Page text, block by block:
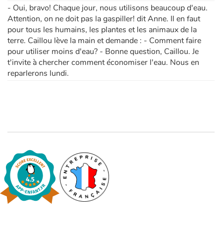
- Oui, bravo! Chaque jour, nous utilisons beaucoup d'eau.
Attention, on ne doit pas la gaspiller! dit Anne. Il en faut
pour tous les humains, les plantes et les animaux de la
terre. Caillou lève la main et demande : - Comment faire
pour utiliser moins d'eau? - Bonne question, Caillou. Je
t'invite à chercher comment économiser l'eau. Nous en
reparlerons lundi.